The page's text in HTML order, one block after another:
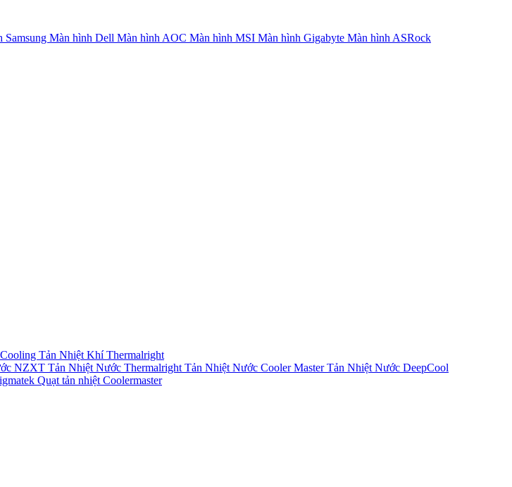
Samsung Màn hình Dell Màn hình AOC Màn hình MSI Màn hình Gigabyte Màn hình ASRock
Tản Nhiệt Khí Thermalright
NZXT Tản Nhiệt Nước Thermalright Tản Nhiệt Nước Cooler MasterTản Nhiệt Nước DeepCool
Quạt tản nhiệt Coolermaster